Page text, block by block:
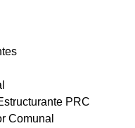
PRC
Comunal